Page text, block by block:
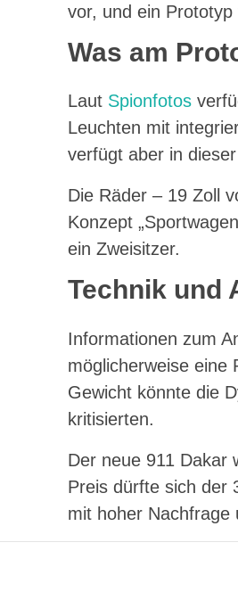
vor, und ein
Was am
Laut Spionfotos
Leuchten mit
verfügt aber in
Die Räder – 19 Zoll
Konzept
ein Zweisitzer.
Technik und
Informationen zum
möglicherweise eine
Gewicht könnte die
kritisierten.
Der neue 911 Dakar
Preis dürfte sich der
mit hoher Nachfrage